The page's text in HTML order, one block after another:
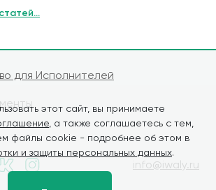
этот сайт, вы принимаете
, а также соглашаетесь с тем,
файлы cookie - подробнее об этом в
и защиты персональных данных.
для Исполнителей
info@iwaly.ru